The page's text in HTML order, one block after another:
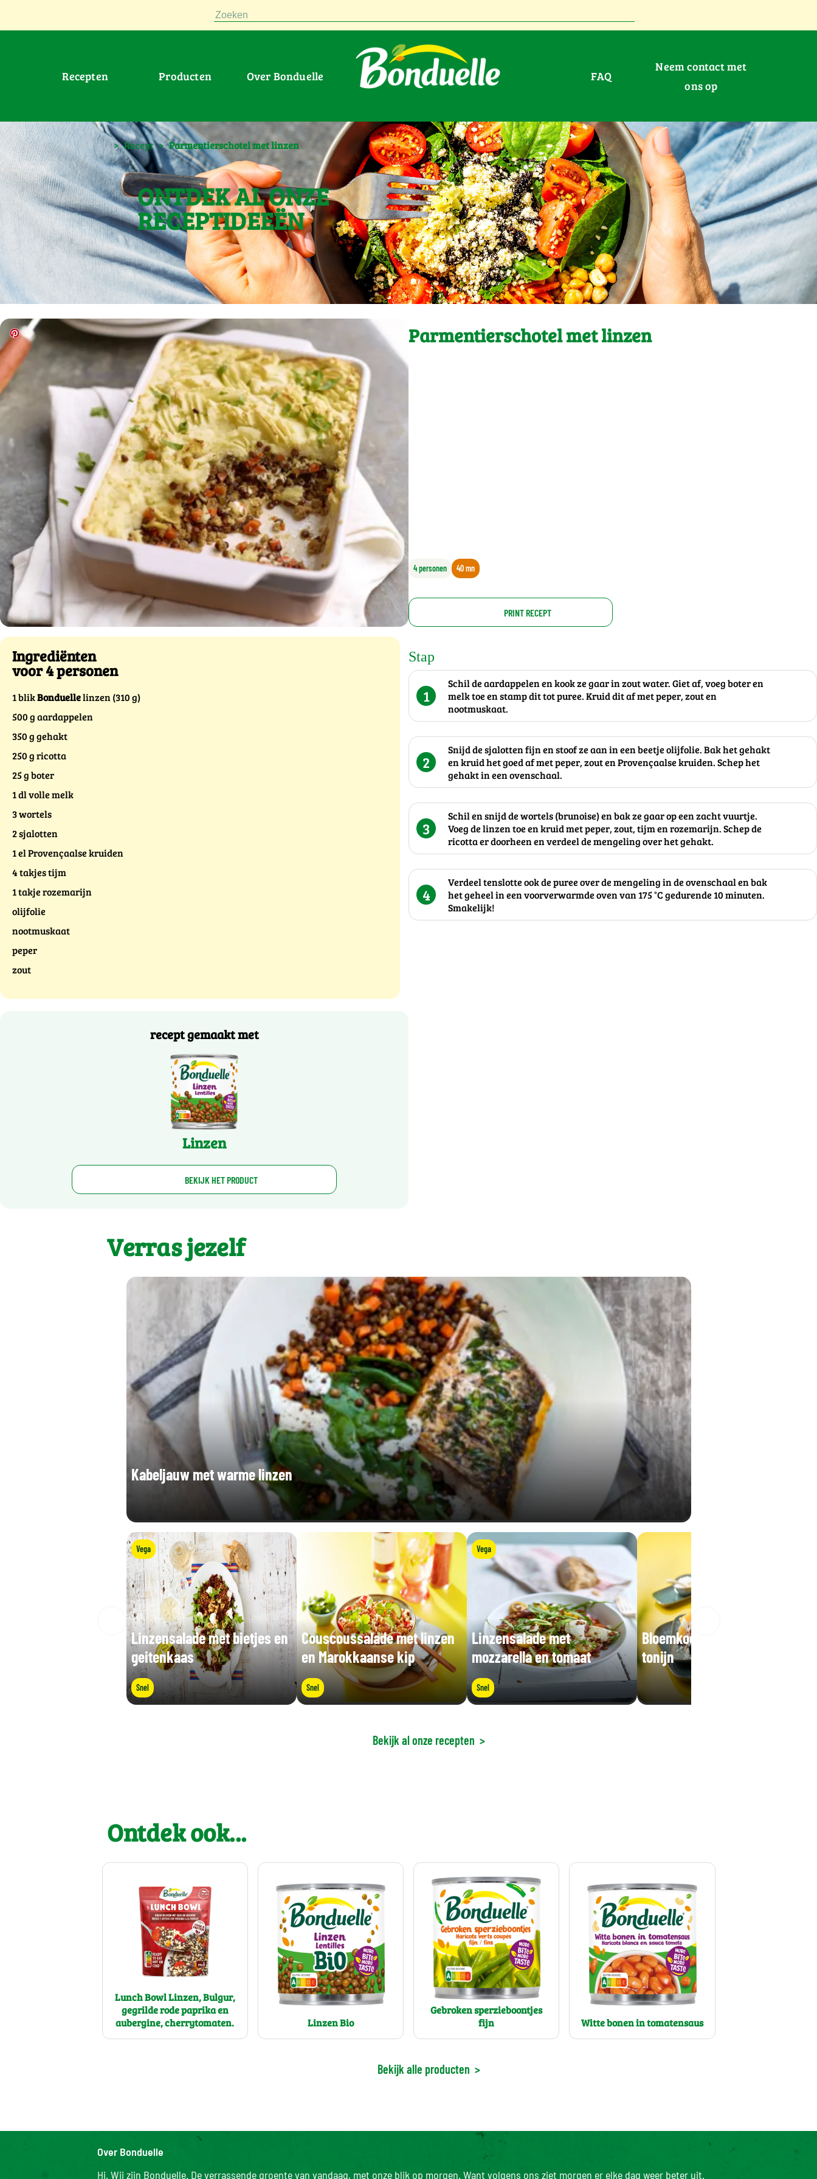
Zoeken
Recepten Producten Over Bonduelle FAQ
Neem contact met
ons op
> Recept > Parmentierschotel met linzen
ONTDEK AL ONZE
RECEPTIDEEËN
Parmentierschotel met linzen
4 personen 40 mn
PRINT RECEPT
Ingrediënten
voor 4 personen
1 blikBonduellelinzen (310 g)
500 g aardappelen
350 g gehakt
250 g ricotta
25 g boter
1 dl volle melk
3 wortels
2 sjalotten
1 el Provençaalse kruiden
4 takjes tijm
1 takje rozemarijn
olijfolie
nootmuskaat
peper
zout
recept gemaakt met
Linzen
BEKIJK HET PRODUCT
Stap
1
Schil de aardappelen en kook ze gaar in zout water. Giet af, voeg boter en
melk toe en stamp dit tot puree. Kruid dit af met peper, zout en
nootmuskaat.
2
Snijd de sjalotten fijn en stoof ze aan in een beetje olijfolie. Bak het gehakt
en kruid het goed af met peper, zout en Provençaalse kruiden. Schep het
gehakt in een ovenschaal.
3
Schil en snijd de wortels (brunoise) en bak ze gaar op een zacht vuurtje.
Voeg de linzen toe en kruid met peper, zout, tijm en rozemarijn. Schep de
ricotta er doorheen en verdeel de mengeling over het gehakt.
4
Verdeel tenslotte ook de puree over de mengeling in de ovenschaal en bak
het geheel in een voorverwarmde oven van 175 °C gedurende 10 minuten.
Smakelijk!
Verras jezelf
Kabeljauw met warme linzen
Vega
Linzensalade met bietjes en
geitenkaas
Snel
Couscoussalade met linzen
en Marokkaanse kip
Snel
Vega
Linzensalade met
mozzarella en tomaat
Snel
Bloemkool-linzensalade met
tonijn
Bekijk al onze recepten >
Ontdek ook...
Lunch Bowl Linzen, Bulgur,
gegrilde rode paprika en
aubergine, cherrytomaten.
Linzen Bio
Gebroken sperzieboontjes
fijn
Witte bonen in tomatensaus
Bekijk alle producten >
Over Bonduelle
Hi. Wij zijn Bonduelle. De verrassende groente van vandaag, met onze blik op morgen. Want volgens ons ziet morgen er elke dag weer beter uit.